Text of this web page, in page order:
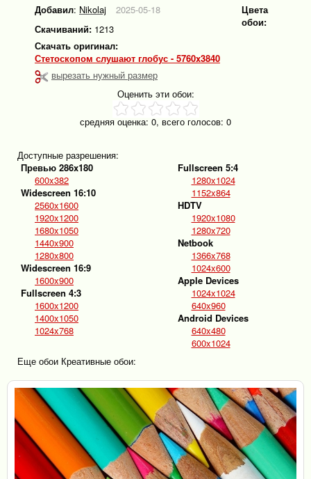
Добавил: Nikolaj
2025-05-18
Скачиваний: 1213
Скачать оригинал:
Стетоскопом слушают глобус - 5760x3840
вырезать нужный размер
Цвета
обои:
Оценить эти обои:
средняя оценка: 0, всего голосов: 0
Доступные разрешения:
Превью 286x180
600x382
Widescreen 16:10
2560x1600
1920x1200
1680x1050
1440x900
1280x800
Widescreen 16:9
1600x900
Fullscreen 4:3
1600x1200
1400x1050
1024x768
Fullscreen 5:4
1280x1024
1152x864
HDTV
1920x1080
1280x720
Netbook
1366x768
1024x600
Apple Devices
1024x1024
640x960
Android Devices
640x480
600x1024
Еще обои Креативные обои: